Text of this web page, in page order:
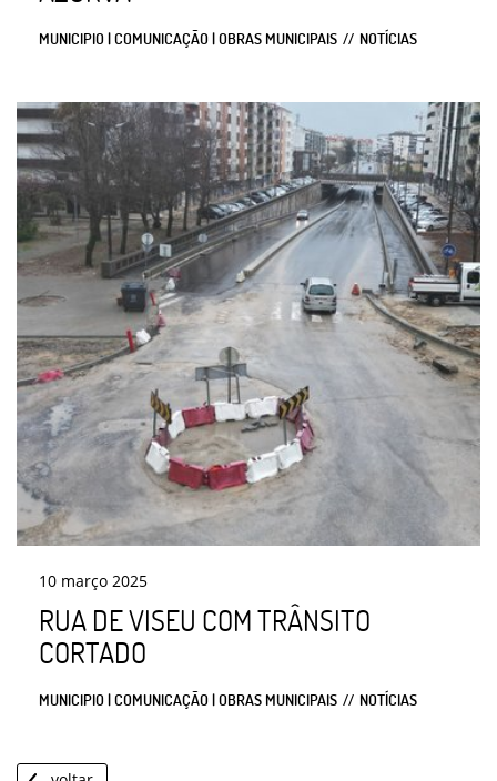
MUNICIPIO | COMUNICAÇÃO | OBRAS MUNICIPAIS NOTÍCIAS
10 março 2025
RUA DE VISEU COM TRÂNSITO
CORTADO
MUNICIPIO | COMUNICAÇÃO | OBRAS MUNICIPAIS NOTÍCIAS